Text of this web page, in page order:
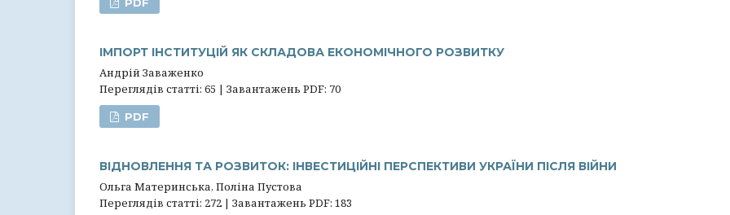
ІМПОРТ ІНСТИТУЦІЙ ЯК СКЛАДОВА ЕКОНОМІЧНОГО РОЗВИТКУ
Андрій Заваженко
Переглядів статті: 65 | Завантажень PDF: 70
PDF
ВІДНОВЛЕННЯ ТА РОЗВИТОК: ІНВЕСТИЦІЙНІ ПЕРСПЕКТИВИ УКРАЇНИ ПІСЛЯ ВІЙНИ
Ольга Материнська, Поліна Пустова
Переглядів статті: 272 | Завантажень PDF: 183